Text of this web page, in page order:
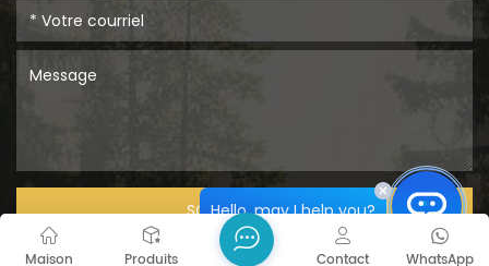
SOUMETTRE
Maison Produits WhatsApp
Contact
Hello, may I help you?